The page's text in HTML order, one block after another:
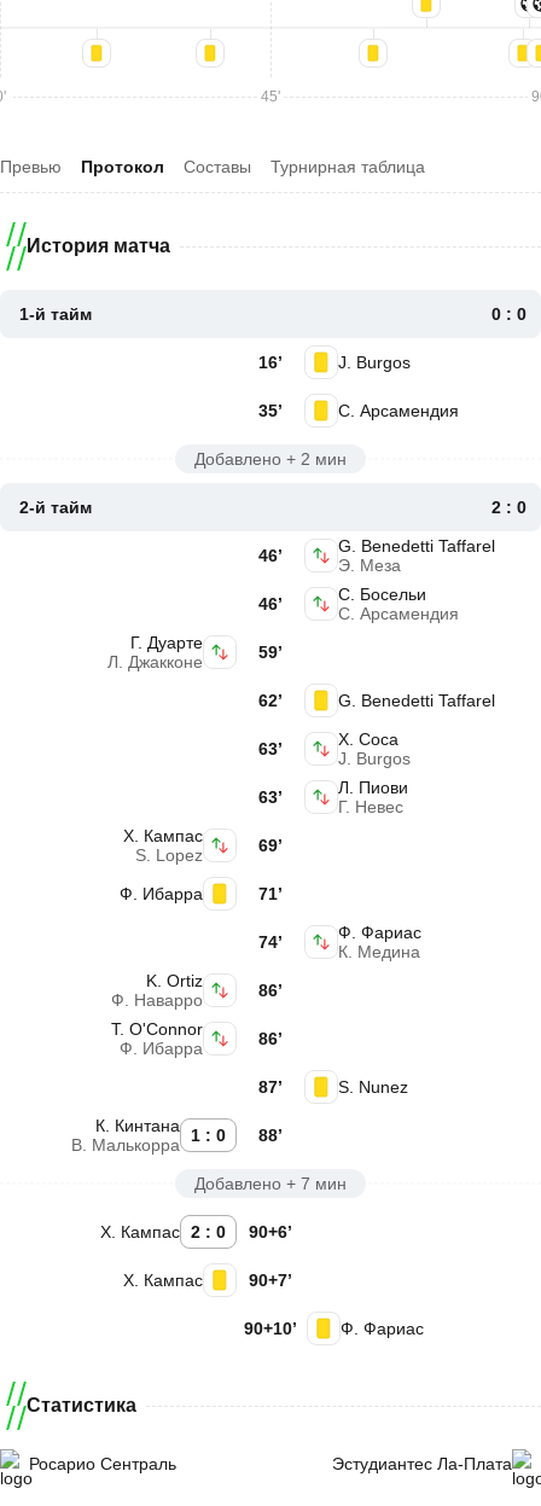
45'
Превью Протокол Составы Турнирная таблица
История матча
1-й тайм 0 : 0
J. Burgos
16’
С. Арсамендия
35’
Добавлено + 2 мин
2-й тайм
2 : 0
G. Benedetti Taffarel
Э. Меза
46’
С. Босельи
С. Арсамендия
46’
Г. Дуарте
Л. Джакконе
59’
G. Benedetti Taffarel
62’
Х. Соса
J. Burgos
63’
Л. Пиови
Г. Невес
63’
Х. Кампас
S. Lopez
69’
Ф. Ибарра
71’
Ф. Фариас
К. Медина
74’
K. Ortiz
Ф. Наварро
86’
T. O'Connor
Ф. Ибарра
86’
S. Nunez
87’
1 : 0
К. Кинтана
В. Малькорра
88’
Добавлено + 7 мин
2 : 0
Х. Кампас 90+6’
Х. Кампас 90+7’
Ф. Фариас
90+10’
Статистика
Росарио Сентраль Эстудиантес Ла-Плата